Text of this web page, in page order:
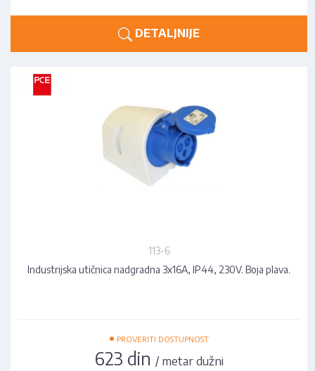
DETALJNIJE
113-6
Industrijska utičnica nadgradna 3x16A, IP44, 230V. Boja plava.
• PROVERITI DOSTUPNOST
623 din / metar dužni